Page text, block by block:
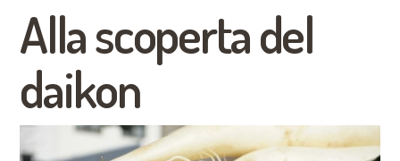
Alla scoperta del
daikon